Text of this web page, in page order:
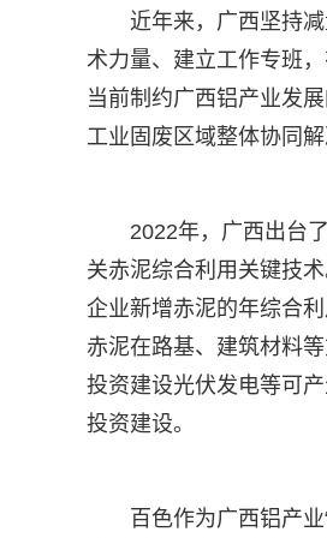
近年来，广西坚持
术力量、建立工作专班
当前制约广西铝产业发
工业固废区域整体协同
2022年，广西出台
关赤泥综合利用关键技
企业新增赤泥的年综合
赤泥在路基、建筑材料
投资建设光伏发电等可
投资建设。
百色作为广西铝产